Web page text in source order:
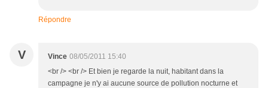
Répondre
V Vince 08/05/2011 15:40
<br /> <br /> Et bien je regarde la nuit, habitant dans la
campagne je n'y ai aucune source de pollution nocturne et